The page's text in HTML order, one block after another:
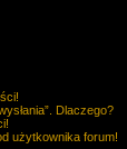
Dlaczego?
użytkownika forum!